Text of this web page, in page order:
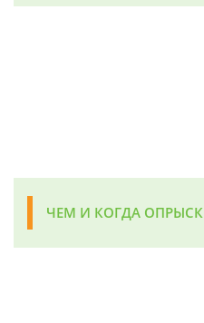
ЧЕМ И КОГДА